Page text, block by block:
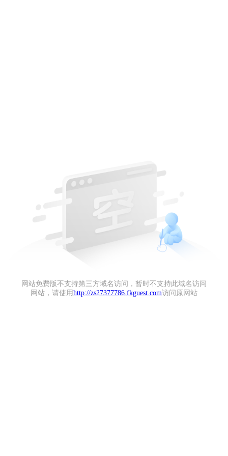
网站免费版不支持第三方域名访问，暂时不支持此域名访问
网站，请使用 http://zs27377786.fkguest.com访问原网站